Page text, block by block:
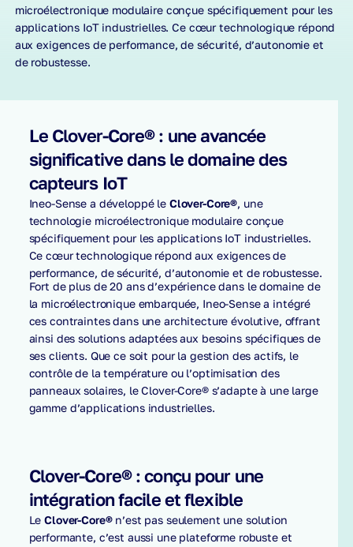
microélectronique modulaire conçue spécifiquement pour les
applications IoT industrielles. Ce cœur technologique répond
aux exigences de performance, de sécurité, d’autonomie et
de robustesse.
Le Clover-Core® : une avancée
significative dans le domaine des
capteurs IoT
Ineo-Sense a développé le Clover-Core®, une
technologie microélectronique modulaire conçue
spécifiquement pour les applications IoT industrielles.
Ce cœur technologique répond aux exigences de
performance, de sécurité, d’autonomie et de robustesse.
Fort de plus de 20 ans d’expérience dans le domaine de
la microélectronique embarquée, Ineo-Sense a intégré
ces contraintes dans une architecture évolutive, offrant
ainsi des solutions adaptées aux besoins spécifiques de
ses clients. Que ce soit pour la gestion des actifs, le
contrôle de la température ou l’optimisation des
panneaux solaires, le Clover-Core® s’adapte à une large
gamme d’applications industrielles.
Clover-Core® : conçu pour une
intégration facile et flexible
LeClover-Core®n’est pas seulement une solution
performante, c’est aussi une plateforme robuste et